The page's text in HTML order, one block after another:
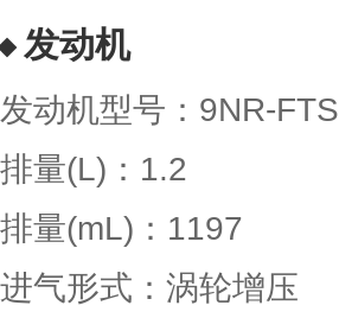
发动机
发动机型号：9NR-FTS
排量(L)：1.2
排量(mL)：1197
进气形式：涡轮增压